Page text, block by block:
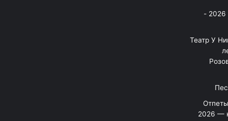
בניה ברבי - חוגג עשור על הבמות! 2026 -
"Театр У
2026 —